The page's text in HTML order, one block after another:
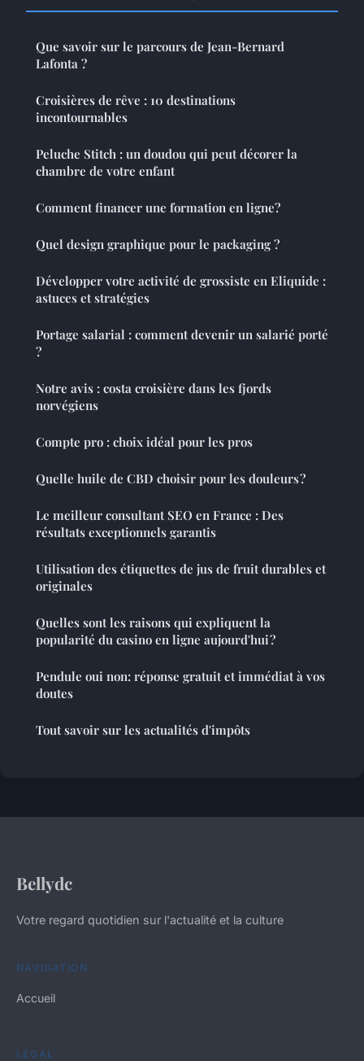
Que savoir sur le parcours de Jean-Bernard
Lafonta ?
Croisières de rêve : 10 destinations
incontournables
Peluche Stitch : un doudou qui peut décorer la
chambre de votre enfant
Comment financer une formation en ligne?
Quel design graphique pour le packaging ?
Développer votre activité de grossiste en Eliquide :
astuces et stratégies
Portage salarial : comment devenir un salarié porté
?
Notre avis : costa croisière dans les fjords
norvégiens
Compte pro : choix idéal pour les pros
Quelle huile de CBD choisir pour les douleurs ?
Le meilleur consultant SEO en France : Des
résultats exceptionnels garantis
Utilisation des étiquettes de jus de fruit durables et
originales
Quelles sont les raisons qui expliquent la
popularité du casino en ligne aujourd'hui ?
Pendule oui non: réponse gratuit et immédiat à vos
doutes
Tout savoir sur les actualités d'impôts
Bellydc
Votre regard quotidien sur l'actualité et la culture
NAVIGATION
Accueil
LÉGAL